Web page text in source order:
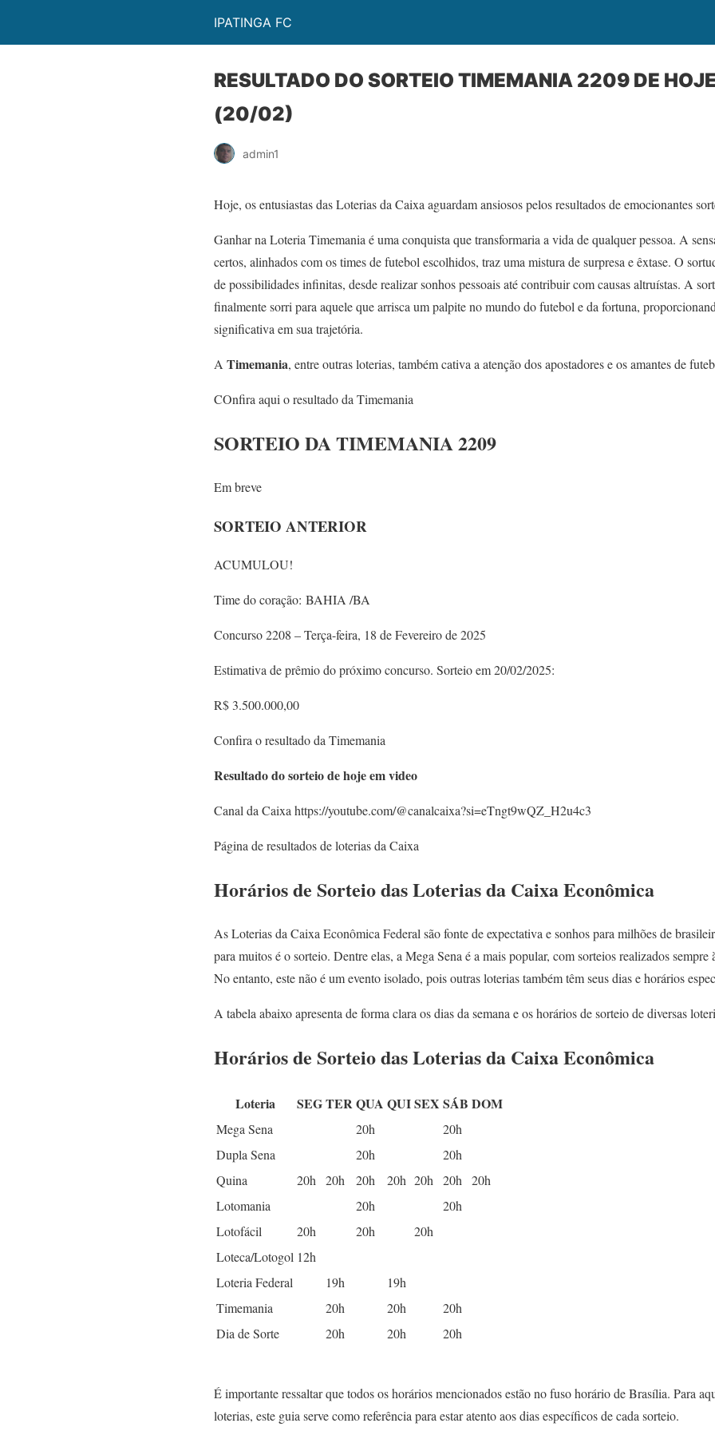
IPATINGA FC
RESULTADO DO SORTEIO TIMEMANIA 2209 DE
(20/02)
admin1
Hoje, os entusiastas das Loterias da Caixa aguardam ansiosos pelos resultados de emocionantes
Ganhar na Loteria Timemania é uma conquista que transformaria a vida de qualquer pessoa. A
certos, alinhados com os times de futebol escolhidos, traz uma mistura de surpresa e êxtase. O
de possibilidades infinitas, desde realizar sonhos pessoais até contribuir com causas altruístas. A
finalmente sorri para aquele que arrisca um palpite no mundo do futebol e da fortuna,
significativa em sua trajetória.
A Timemania, entre outras loterias, também cativa a atenção dos apostadores e os amantes de
COnfira aqui o resultado da Timemania
SORTEIO DA TIMEMANIA 2209
Em breve
SORTEIO ANTERIOR
ACUMULOU!
Time do coração: BAHIA /BA
Concurso 2208 – Terça-feira, 18 de Fevereiro de 2025
Estimativa de prêmio do próximo concurso. Sorteio em 20/02/2025:
R$ 3.500.000,00
Confira o resultado da Timemania
Resultado do sorteio de hoje em video
Canal da Caixa https://youtube.com/@canalcaixa?si=eTngt9wQZ_H2u4c3
Página de resultados de loterias da Caixa
Horários de Sorteio das Loterias da Caixa Econômica
As Loterias da Caixa Econômica Federal são fonte de expectativa e sonhos para milhões de
para muitos é o sorteio. Dentre elas, a Mega Sena é a mais popular, com sorteios realizados
No entanto, este não é um evento isolado, pois outras loterias também têm seus dias e horários
A tabela abaixo apresenta de forma clara os dias da semana e os horários de sorteio de diversas
Horários de Sorteio das Loterias da Caixa Econômica
Loteria SEGTERQUA QUISEX SÁB DOM
Mega Sena 20h
20h
Dupla Sena
20h
20h
Quina
20h 20h 20h 20h 20h 20h
20h
Lotomania
20h
20h
Lotofácil
20h 20h
20h
Loteca/Lotogol 12h
Loteria Federal
19h
19h
Timemania
20h 20h
20h
Dia de Sorte
20h 20h 20h
É importante ressaltar que todos os horários mencionados estão no fuso horário de Brasília. Para
loterias, este guia serve como referência para estar atento aos dias específicos de cada sorteio.